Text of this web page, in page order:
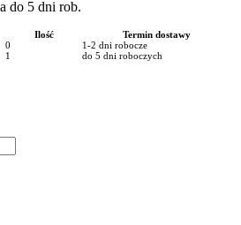
do 5 dni rob.
Ilość
Termin dostawy
0
1-2 dni robocze
1 do 5 dni roboczych